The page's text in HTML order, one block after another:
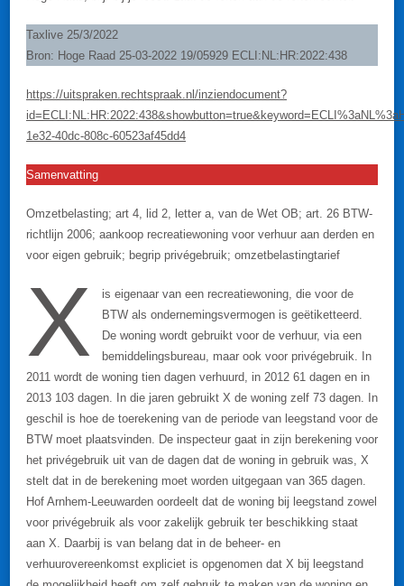
Taxlive 25/3/2022
Bron: Hoge Raad 25-03-2022 19/05929 ECLI:NL:HR:2022:438
https://uitspraken.rechtspraak.nl/inziendocument?
1e32-40dc-808c-60523af45dd4
Samenvatting
Omzetbelasting; art 4, lid 2, letter a, van de Wet OB; art. 26 BTW-
richtlijn 2006; aankoop recreatiewoning voor verhuur aan derden en
voor eigen gebruik; begrip privégebruik; omzetbelastingtarief
X
is eigenaar van een recreatiewoning, die voor de
BTW als ondernemingsvermogen is geëtiketteerd.
De woning wordt gebruikt voor de verhuur, via een
bemiddelingsbureau, maar ook voor privégebruik. In
2011 wordt de woning tien dagen verhuurd, in 2012 61 dagen en in
2013 103 dagen. In die jaren gebruikt X de woning zelf 73 dagen. In
geschil is hoe de toerekening van de periode van leegstand voor de
BTW moet plaatsvinden. De inspecteur gaat in zijn berekening voor
het privégebruik uit van de dagen dat de woning in gebruik was, X
stelt dat in de berekening moet worden uitgegaan van 365 dagen.
Hof Arnhem-Leeuwarden oordeelt dat de woning bij leegstand zowel
voor privégebruik als voor zakelijk gebruik ter beschikking staat
aan X. Daarbij is van belang dat in de beheer- en
verhuurovereenkomst expliciet is opgenomen dat X bij leegstand